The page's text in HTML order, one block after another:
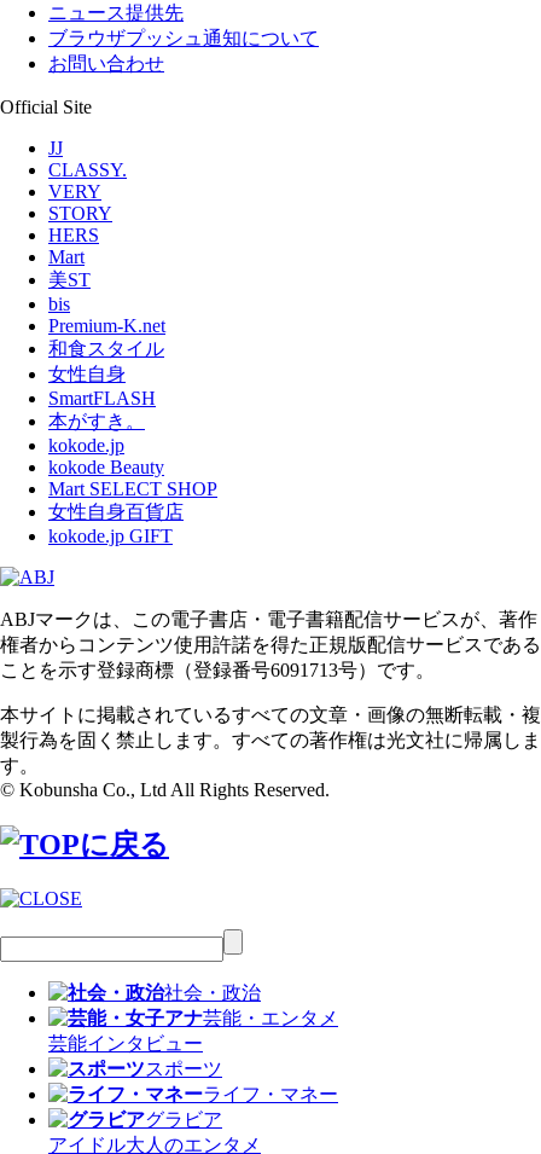
ニュース提供先
ブラウザプッシュ通知について
お問い合わせ
Official Site
JJ
CLASSY.
VERY
STORY
HERS
Mart
美ST
bis
Premium-K.net
和食スタイル
女性自身
SmartFLASH
本がすき。
kokode.jp
kokode Beauty
Mart SELECT SHOP
女性自身百貨店
kokode.jp GIFT
ABJマークは、この電子書店・電子書籍配信サービスが、著作
権者からコンテンツ使用許諾を得た正規版配信サービスである
ことを示す登録商標（登録番号6091713号）です。
本サイトに掲載されているすべての文章・画像の無断転載・複
製行為を固く禁止します。すべての著作権は光文社に帰属しま
す。
© Kobunsha Co., Ltd All Rights Reserved.
社会・政治
芸能・エンタメ
芸能インタビュー
スポーツ
ライフ・マネー
グラビア
アイドル大人のエンタメ